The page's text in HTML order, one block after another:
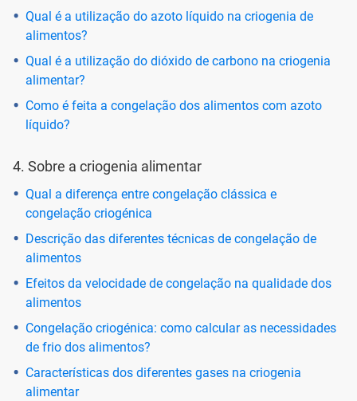
Qual é a utilização do azoto líquido na criogenia de
alimentos?
Qual é a utilização do dióxido de carbono na criogenia
alimentar?
Como é feita a congelação dos alimentos com azoto
líquido?
4. Sobre a criogenia alimentar
Qual a diferença entre congelação clássica e
congelação criogénica
Descrição das diferentes técnicas de congelação de
alimentos
Efeitos da velocidade de congelação na qualidade dos
alimentos
Congelação criogénica: como calcular as necessidades
de frio dos alimentos?
Características dos diferentes gases na criogenia
alimentar